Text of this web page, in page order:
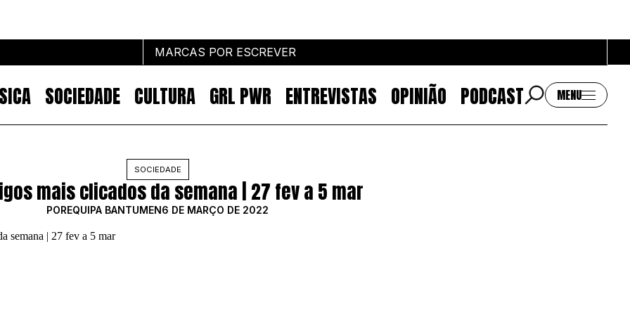
MARCAS POR ESCREVER
SOCIEDADE CULTURA GRL PWR ENTREVISTAS OPINIÃO PODCAST MENU
Marcas por escrever
NOTÍCIAS
MARKETING
EMPREENDEDORISMO
EMAIL
SOCIEDADE
mais clicados da semana | 27 fev a 5 mar
POREQUIPA BANTUMEN6 DE MARÇO DE 2022